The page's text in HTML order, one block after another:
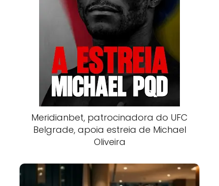
Meridianbet, patrocinadora do UFC
Belgrade, apoia estreia de Michael
Oliveira